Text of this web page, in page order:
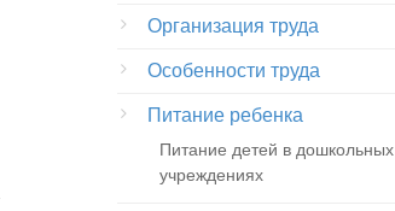
Организация труда
Особенности труда
Питание ребенка
Питание детей в дошкольных
учреждениях